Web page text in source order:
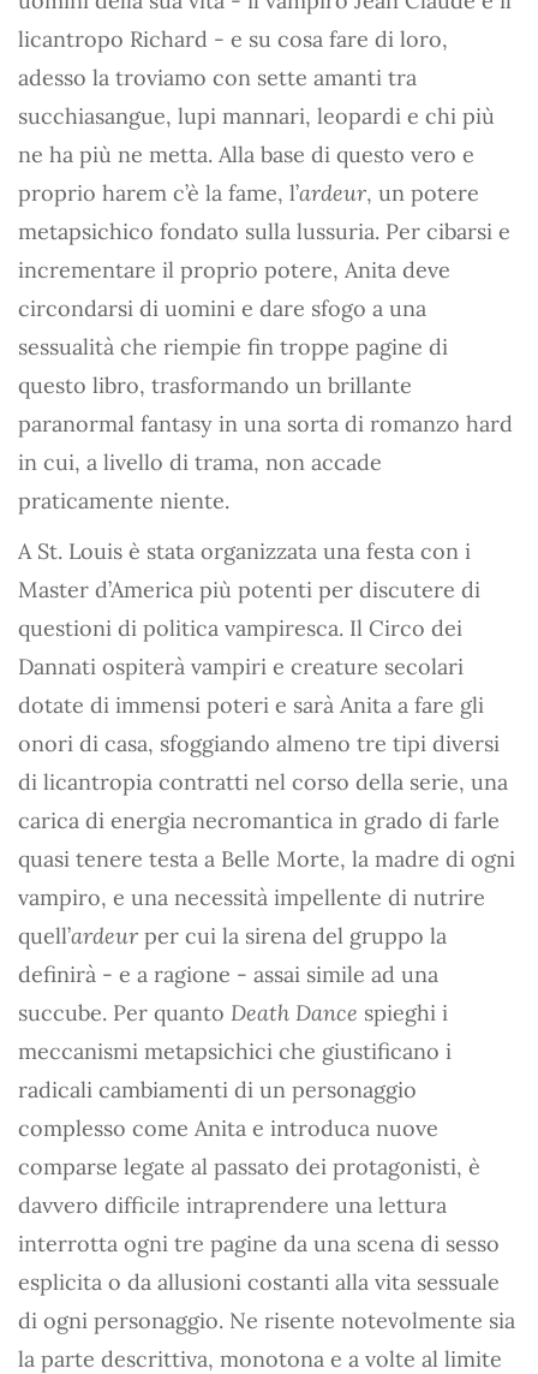
licantropo Richard - e su cosa fare di loro,
adesso la troviamo con sette amanti tra
succhiasangue, lupi mannari, leopardi e chi più
ne ha più ne metta. Alla base di questo vero e
proprio harem c’è la fame, l’ardeur, un potere
metapsichico fondato sulla lussuria. Per cibarsi e
incrementare il proprio potere, Anita deve
circondarsi di uomini e dare sfogo a una
sessualità che riempie fin troppe pagine di
questo libro, trasformando un brillante
paranormal fantasy in una sorta di romanzo hard
in cui, a livello di trama, non accade
praticamente niente.
A St. Louis è stata organizzata una festa con i
Master d’America più potenti per discutere di
questioni di politica vampiresca. Il Circo dei
Dannati ospiterà vampiri e creature secolari
dotate di immensi poteri e sarà Anita a fare gli
onori di casa, sfoggiando almeno tre tipi diversi
di licantropia contratti nel corso della serie, una
carica di energia necromantica in grado di farle
quasi tenere testa a Belle Morte, la madre di ogni
vampiro, e una necessità impellente di nutrire
quell’ardeur per cui la sirena del gruppo la
definirà - e a ragione - assai simile ad una
succube. Per quanto Death Dance spieghi i
meccanismi metapsichici che giustificano i
radicali cambiamenti di un personaggio
complesso come Anita e introduca nuove
comparse legate al passato dei protagonisti, è
davvero difficile intraprendere una lettura
interrotta ogni tre pagine da una scena di sesso
esplicita o da allusioni costanti alla vita sessuale
di ogni personaggio. Ne risente notevolmente sia
la parte descrittiva, monotona e a volte al limite